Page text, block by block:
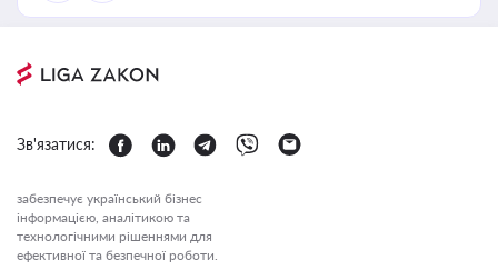
Зв'язатися:
забезпечує український бізнес
інформацією, аналітикою та
технологічними рішеннями для
ефективної та безпечної роботи.